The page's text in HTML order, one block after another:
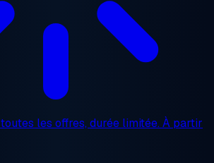
toutes les offres, durée limitée. À partir